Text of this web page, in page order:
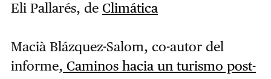
Eli Pallarés, de Climática
Macià Blázquez-Salom, co-autor del
informe, Caminos hacia un turismo post-